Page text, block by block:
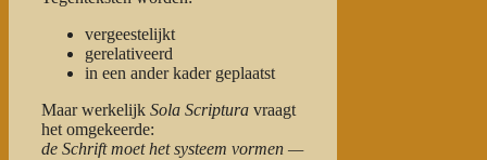
vergeestelijkt
gerelativeerd
in een ander kader geplaatst
Maar werkelijk Sola Scriptura vraagt
het omgekeerde:
de Schrift moet het systeem vormen —